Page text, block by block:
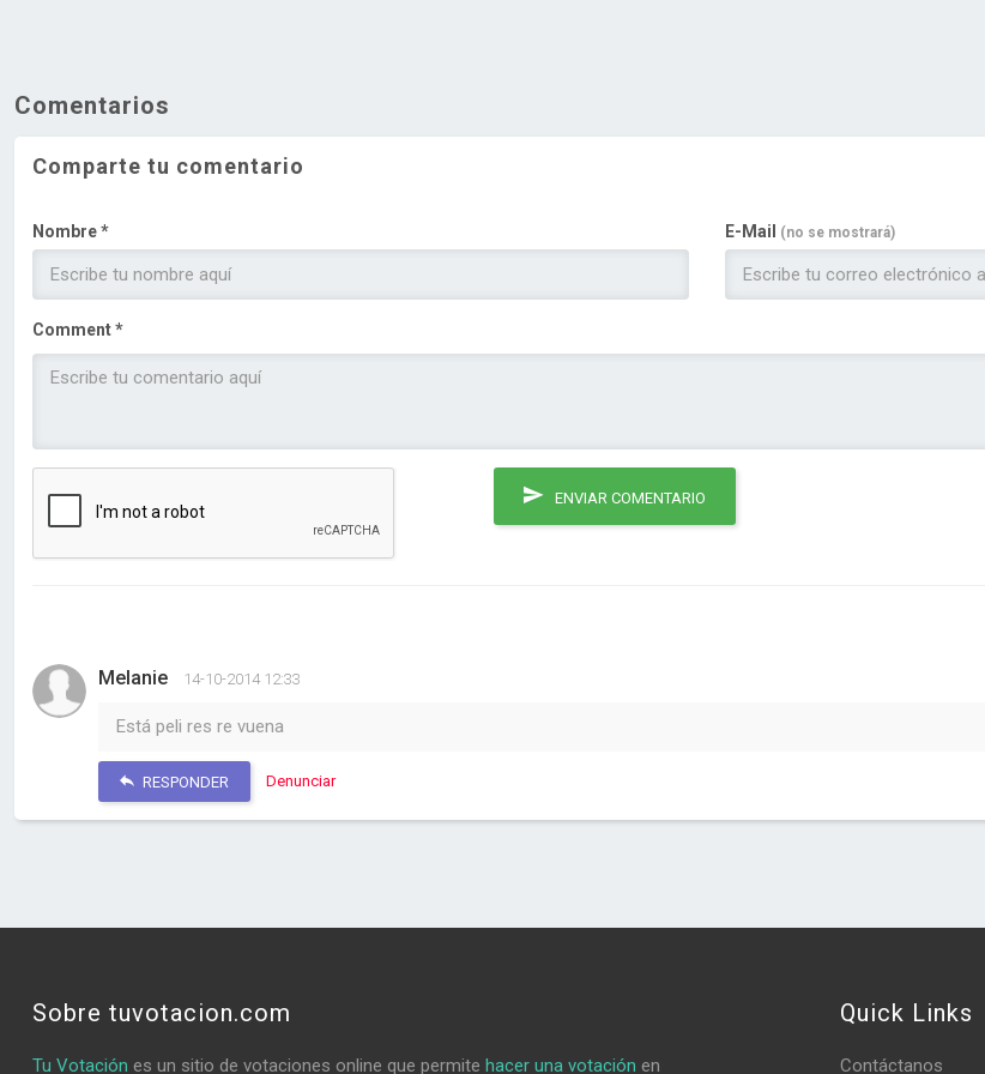
Comentarios
Comparte tu comentario
Nombre * E-Mail (no se mostrará)
Comment *
ENVIAR COMENTARIO
Melanie 14-10-2014 12:33
Está peli res re vuena
RESPONDER Denunciar
Sobre tuvotacion.com
Tu Votación es un sitio de votaciones online que permite hacer una votación en
Quick Links
Contáctanos